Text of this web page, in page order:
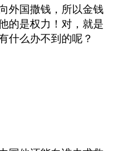
外国撒钱，所以金钱
的是权力！对，就是
什么办不到的呢？